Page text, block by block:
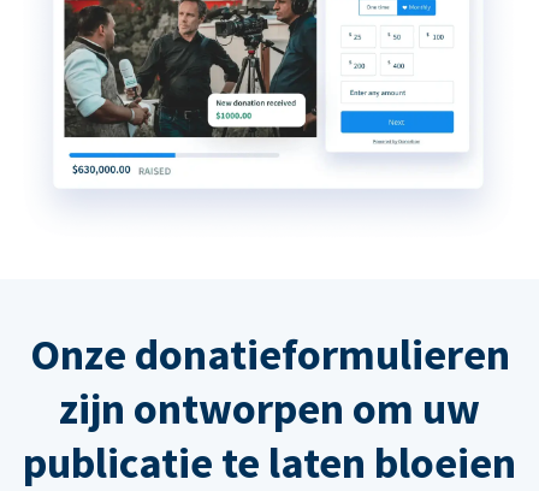
Onze donatieformulieren
zijn ontworpen om uw
publicatie te laten bloeien